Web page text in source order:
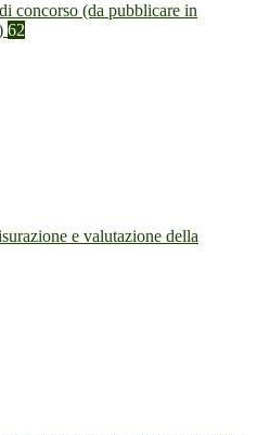
concorso (da pubblicare in
62
e valutazione della